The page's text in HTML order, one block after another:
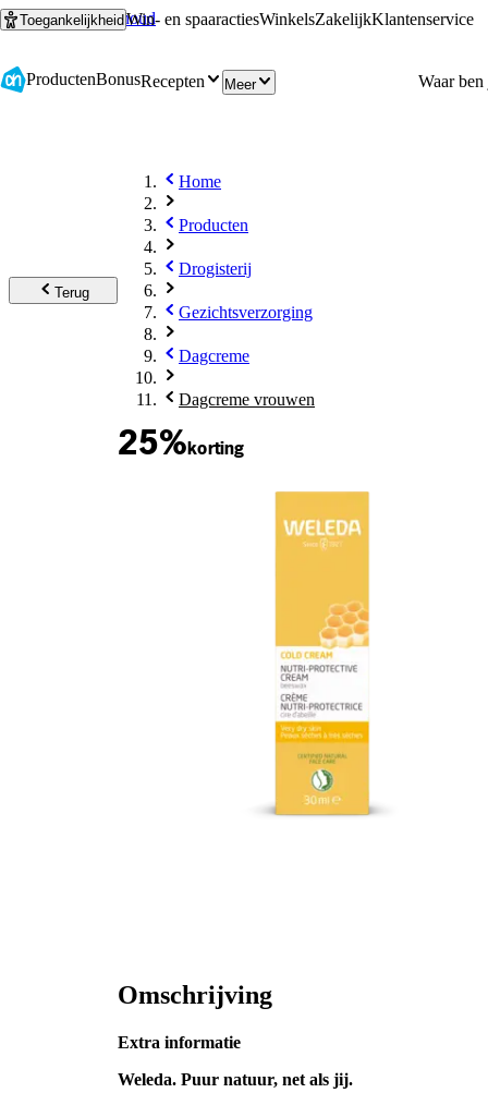
Ga naar hoofdinhoud
Ga naar zoeken
ToegankelijkheidWin- en spaaractiesWinkelsZakelijkKlantenservice
ProductenBonusRecepten Meer
Terug
Home
Producten
Drogisterij
Gezichtsverzorging
Dagcreme
Dagcreme vrouwen
25%korting
Omschrijving
Extra informatie
Weleda. Puur natuur, net als jij.